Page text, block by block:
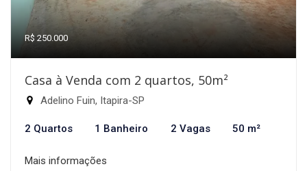
R$ 250.000
Casa à Venda com 2 quartos, 50m²
Adelino Fuin, Itapira-SP
2 Quartos 1 Banheiro 2 Vagas 50 m²
Mais informações